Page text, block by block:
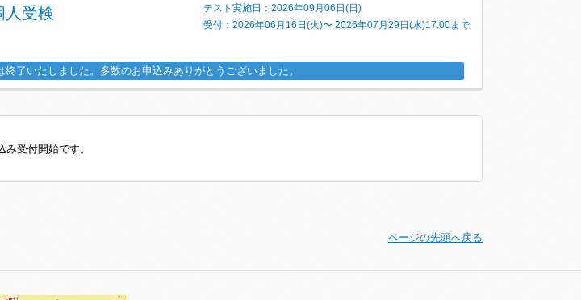
人受検
テスト実施日：2026年09月06日(日)
受付：2026年06月16日(火)〜 2026年07月29日(水)17:00まで
終了いたしました。多数のお申込みありがとうございました。
受付開始です。
ページの先頭へ戻る